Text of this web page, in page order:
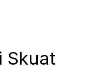
Skuat